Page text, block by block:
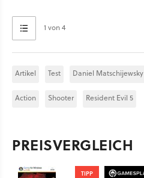
1 von 4
Artikel Test Daniel Matschijewsky
Action Shooter Resident Evil 5
PREISVERGLEICH
TIPP